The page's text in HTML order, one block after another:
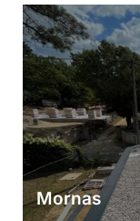
Mornas